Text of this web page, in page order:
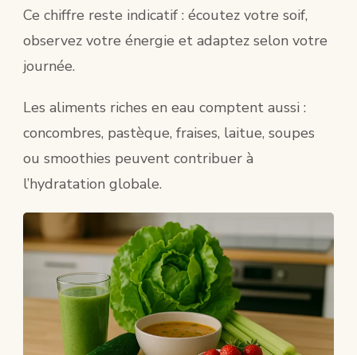
Ce chiffre reste indicatif : écoutez votre soif,
observez votre énergie et adaptez selon votre
journée.
Les aliments riches en eau comptent aussi :
concombres, pastèque, fraises, laitue, soupes
ou smoothies peuvent contribuer à
l’hydratation globale.